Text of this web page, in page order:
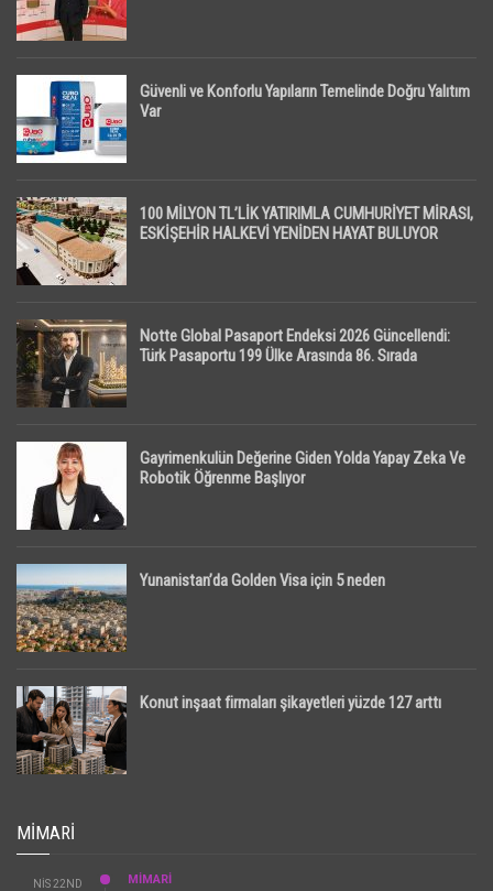
Güvenli ve Konforlu Yapıların Temelinde Doğru Yalıtım
Var
100 MİLYON TL’LİK YATIRIMLA CUMHURİYET MİRASI,
ESKİŞEHİR HALKEVİ YENİDEN HAYAT BULUYOR
Notte Global Pasaport Endeksi 2026 Güncellendi:
Türk Pasaportu 199 Ülke Arasında 86. Sırada
Gayrimenkulün Değerine Giden Yolda Yapay Zeka Ve
Robotik Öğrenme Başlıyor
Yunanistan’da Golden Visa için 5 neden
Konut inşaat firmaları şikayetleri yüzde 127 arttı
MIMARI
NIS 22ND
MİMARİ